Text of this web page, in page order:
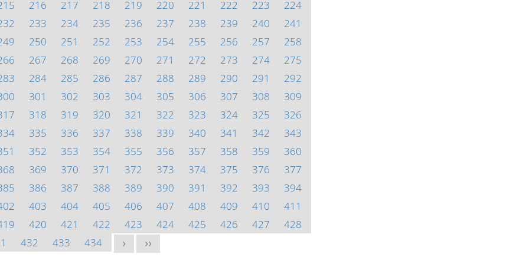
216 217 218 219 220 221 222 223
224
233 234 235 236 237 238 239 240
241
250 251 252 253 254 255 256 257
258
267 268 269 270 271 272 273 274
275
284 285 286 287 288 289 290 291
292
301 302 303 304 305 306 307 308
309
318 319 320 321 322 323 324 325
326
335 336 337 338 339 340 341 342
343
352 353 354 355 356 357 358 359
360
369 370 371 372 373 374 375 376
377
386 387 388 389 390 391 392 393
394
403 404 405 406 407 408 409 410
411
420 421 422 423 424 425 426 427
428
432 433 434 > >>